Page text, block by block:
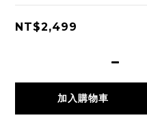
NT$2,499
加入購物車